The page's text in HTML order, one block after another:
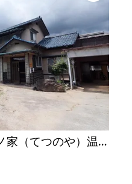
鉄道ゲストハウス 鐡ノ家（てつのや）温泉利用オプションあり